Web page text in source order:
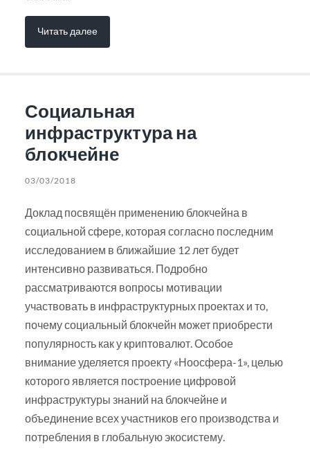
Читать далее
Социальная
инфраструктура на
блокчейне
03/03/2018
Доклад посвящён применению блокчейна в
социальной сфере, которая согласно последним
исследованием в ближайшие 12 лет будет
интенсивно развиваться. Подробно
рассматриваются вопросы мотивации
участвовать в инфраструктурных проектах и то,
почему социальный блокчейн может приобрести
популярность как у криптовалют. Особое
внимание уделяется проекту «Ноосфера-1», целью
которого является построение цифровой
инфраструктуры знаний на блокчейне и
объединение всех участников его производства и
потребления в глобальную экосистему.